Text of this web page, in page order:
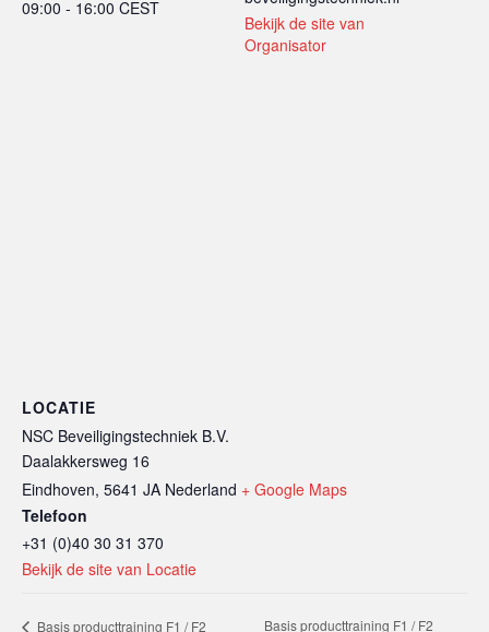
09:00 - 16:00 CEST
Bekijk de site van
Organisator
LOCATIE
NSC Beveiligingstechniek B.V.
Daalakkersweg 16
Eindhoven, 5641 JA Nederland + Google Maps
Telefoon
+31 (0)40 30 31 370
Bekijk de site van Locatie
Basis producttraining F1 / F2
Basis producttraining F1 / F2